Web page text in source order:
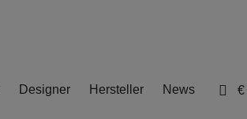
€
Designer Hersteller News